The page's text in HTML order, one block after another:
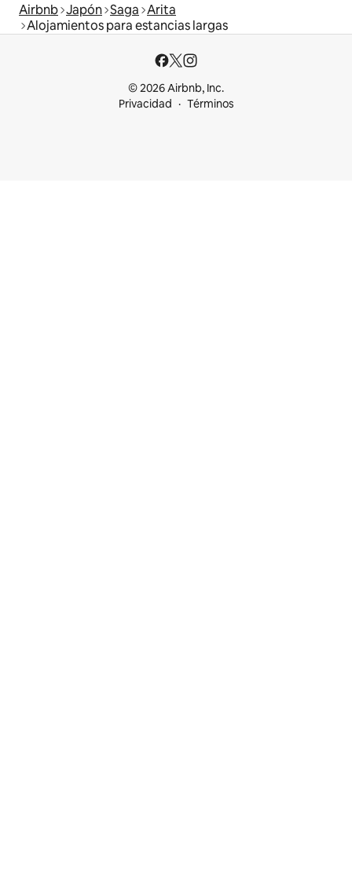
Airbnb Japón Saga Arita
Alojamientos para estancias largas
© 2026 Airbnb, Inc.
Privacidad
Términos